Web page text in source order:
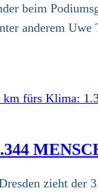
beim
anderem
zieht